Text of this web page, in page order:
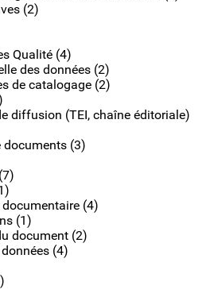
(2)
Qualité (4)
des données (2)
de catalogage (2)
diffusion (TEI, chaîne éditoriale)
documents (3)
(4)
(1)
document (2)
(4)